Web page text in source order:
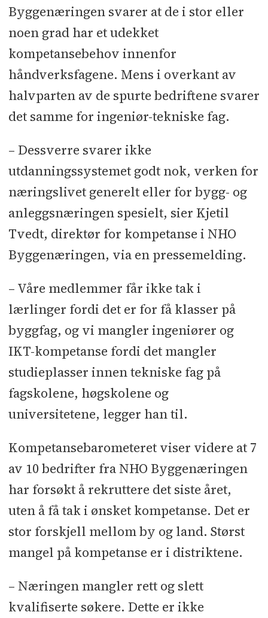
Byggenæringen svarer at de i stor eller
noen grad har et udekket
kompetansebehov innenfor
håndverksfagene. Mens i overkant av
halvparten av de spurte bedriftene svarer
det samme for ingeniør-tekniske fag.
– Dessverre svarer ikke
utdanningssystemet godt nok, verken for
næringslivet generelt eller for bygg- og
anleggsnæringen spesielt, sier Kjetil
Tvedt, direktør for kompetanse i NHO
Byggenæringen, via en pressemelding.
– Våre medlemmer får ikke tak i
lærlinger fordi det er for få klasser på
byggfag, og vi mangler ingeniører og
IKT-kompetanse fordi det mangler
studieplasser innen tekniske fag på
fagskolene, høgskolene og
universitetene, legger han til.
Kompetansebarometeret viser videre at 7
av 10 bedrifter fra NHO Byggenæringen
har forsøkt å rekruttere det siste året,
uten å få tak i ønsket kompetanse. Det er
stor forskjell mellom by og land. Størst
mangel på kompetanse er i distriktene.
– Næringen mangler rett og slett
kvalifiserte søkere. Dette er ikke